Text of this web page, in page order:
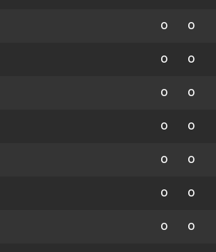
0 0
0 0
0 0
0 0
0 0
0 0
0 0